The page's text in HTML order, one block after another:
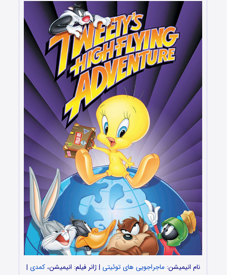
نام انیمیشن: ماجراجویی های توئیتی | ژانر فیلم: انیمیشن،کمدی |